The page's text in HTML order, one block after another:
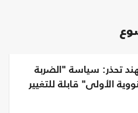
تحذر: سياسة "الضربة
الأولى" قابلة للتغيير